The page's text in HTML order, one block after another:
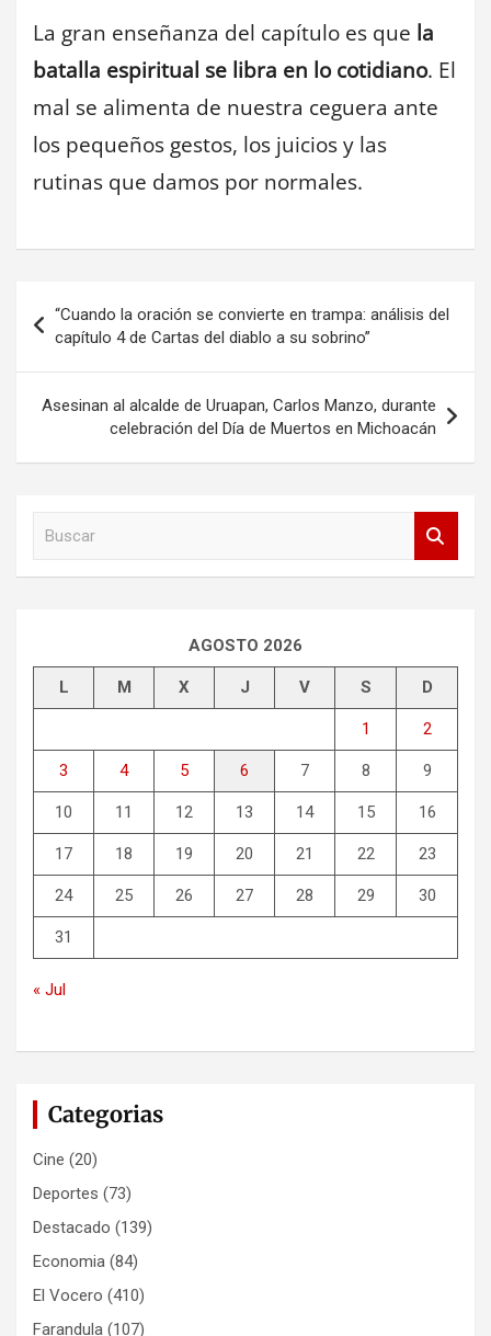
La gran enseñanza del capítulo es que la
batalla espiritual se libra en lo cotidiano. El
mal se alimenta de nuestra ceguera ante
los pequeños gestos, los juicios y las
rutinas que damos por normales.
Navegación
de
entradas
“Cuando la oración se convierte en trampa: análisis del
capítulo 4 de Cartas del diablo a su sobrino”
Asesinan al alcalde de Uruapan, Carlos Manzo, durante
celebración del Día de Muertos en Michoacán
AGOSTO 2026
L M X J V S D
1 2
3 4 5 6 7 8 9
10 11 12 13 14 15 16
17 18 19 20 21 22 23
24 25 26 27 28 29 30
31
« Jul
Categorias
Cine (20)
Deportes (73)
Destacado (139)
Economia (84)
El Vocero (410)
Farandula (107)